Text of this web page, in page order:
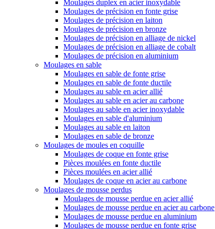
Moulages duplex en acier inoxydable
Moulages de précision en fonte grise
Moulages de précision en laiton
Moulages de précision en bronze
Moulages de précision en alliage de nickel
Moulages de précision en alliage de cobalt
Moulages de précision en aluminium
Moulages en sable
Moulages en sable de fonte grise
Moulages en sable de fonte ductile
Moulages au sable en acier allié
Moulages au sable en acier au carbone
Moulages au sable en acier inoxydable
Moulages en sable d'aluminium
Moulages au sable en laiton
Moulages en sable de bronze
Moulages de moules en coquille
Moulages de coque en fonte grise
Pièces moulées en fonte ductile
Pièces moulées en acier allié
Moulages de coque en acier au carbone
Moulages de mousse perdus
Moulages de mousse perdue en acier allié
Moulages de mousse perdue en acier au carbone
Moulages de mousse perdue en aluminium
Moulages de mousse perdue en fonte grise